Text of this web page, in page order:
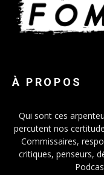
À PROPOS
Qui sont ces
percutent nos
Commissaires,
critiques, penseurs,